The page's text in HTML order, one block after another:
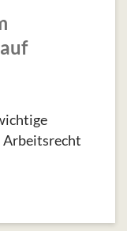
Arbeitsrecht